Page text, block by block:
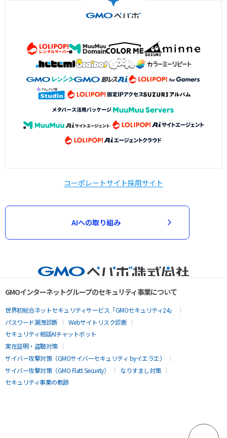
コーポレートサイト採用サイト
AIへの取り組み
GMOインターネットグループのセキュリティ事業について
世界初総合ネットセキュリティサービス「GMOセキュリティ24」
パスワード漏洩診断
Webサイトリスク診断
セキュリティ相談AIチャットボット
実在証明・盗聴対策
サイバー攻撃対策（GMOサイバーセキュリティ byイエラエ）
サイバー攻撃対策（GMO Flatt Security）
なりすまし対策
セキュリティ事業の軌跡